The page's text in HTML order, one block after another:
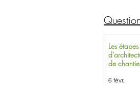
Les
de
6 févr.